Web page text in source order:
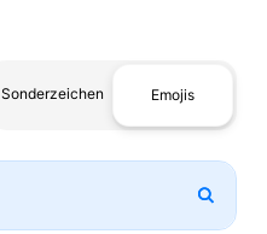
Sonderzeichen Emojis